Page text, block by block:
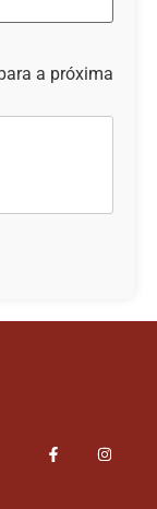
a próxima